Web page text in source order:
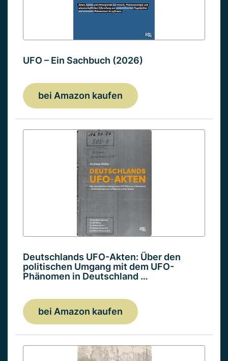
UFO – Ein Sachbuch (2026)
bei Amazon kaufen
Deutschlands UFO-Akten: Über den
politischen Umgang mit dem UFO-
Phänomen in Deutschland …
bei Amazon kaufen